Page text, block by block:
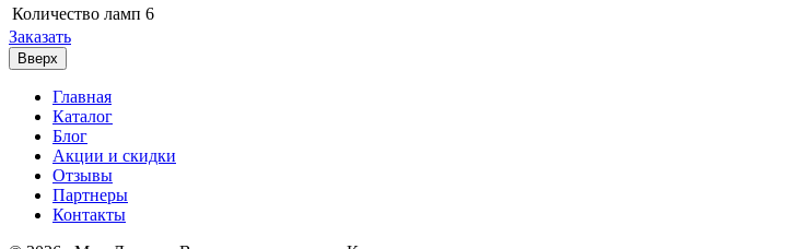
Количество ламп 6
Заказать
Вверх
Главная
Каталог
Блог
Акции и скидки
Отзывы
Партнеры
Контакты